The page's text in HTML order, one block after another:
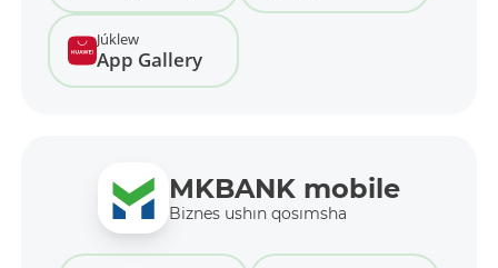
Júklew
App Gallery
MKBANK mobile
Biznes ushın qosımsha